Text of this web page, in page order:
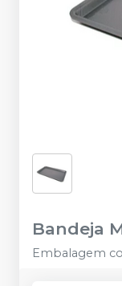
Bandeja
Embalagem